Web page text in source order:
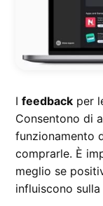
Ifeedback per
Consentono di
funzionamento
comprarle. È
meglio se
influiscono